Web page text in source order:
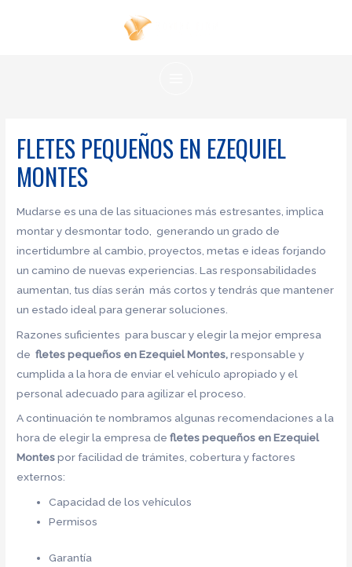
FLETES PEQUEÑOS EN EZEQUIEL
MONTES
Mudarse es una de las situaciones más estresantes, implica
montar y desmontar todo, generando un grado de
incertidumbre al cambio, proyectos, metas e ideas forjando
un camino de nuevas experiencias. Las responsabilidades
aumentan, tus días serán más cortos y tendrás que mantener
un estado ideal para generar soluciones.
Razones suficientes para buscar y elegir la mejor empresa
defletes pequeños en Ezequiel Montes,responsable y
cumplida a la hora de enviar el vehículo apropiado y el
personal adecuado para agilizar el proceso.
A continuación te nombramos algunas recomendaciones a la
hora de elegir la empresa defletes pequeños en Ezequiel
Montespor facilidad de trámites, cobertura y factores
externos:
Capacidad de los vehículos
Permisos
Garantía